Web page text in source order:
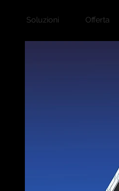
Soluzioni Offerta